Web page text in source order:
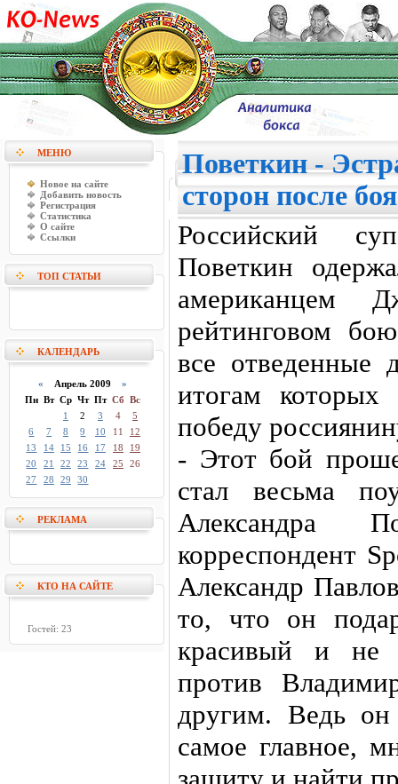
МЕНЮ
Новое на сайте
Добавить новость
Регистрация
Статистика
О сайте
Ссылки
ТОП СТАТЬИ
КАЛЕНДАРЬ
« Апрель 2009 »
Пн Вт Ср Чт Пт Сб Вс
1
2 3 4
5
6
7 8 9 10 11
12
13
14 15 16 17 18
19
20
21 22 23 24 25
26
27
28 29 30
РЕКЛАМА
КТО НА САЙТЕ
Гостей: 23
Поветкин -
сторон после боя
Российский
Поветкин
американцем
рейтинговом
все отведенные
итогам которых
победу
- Этот бой
стал весьма
Александра
корреспондент
Александр
то, что он
красивый и не
против
другим. Ведь
самое главное,